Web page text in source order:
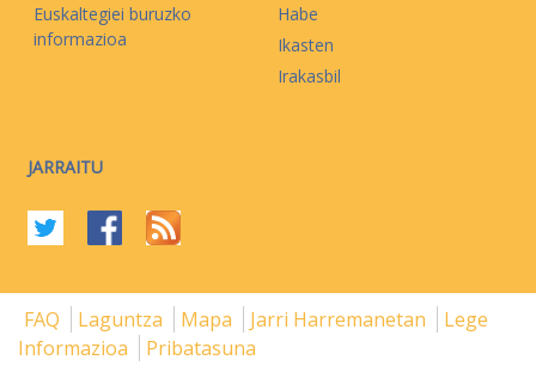
Euskaltegiei buruzko
informazioa
Habe
Ikasten
Irakasbil
JARRAITU
FAQ Laguntza Mapa Jarri Harremanetan
Lege
Informazioa
Pribatasuna